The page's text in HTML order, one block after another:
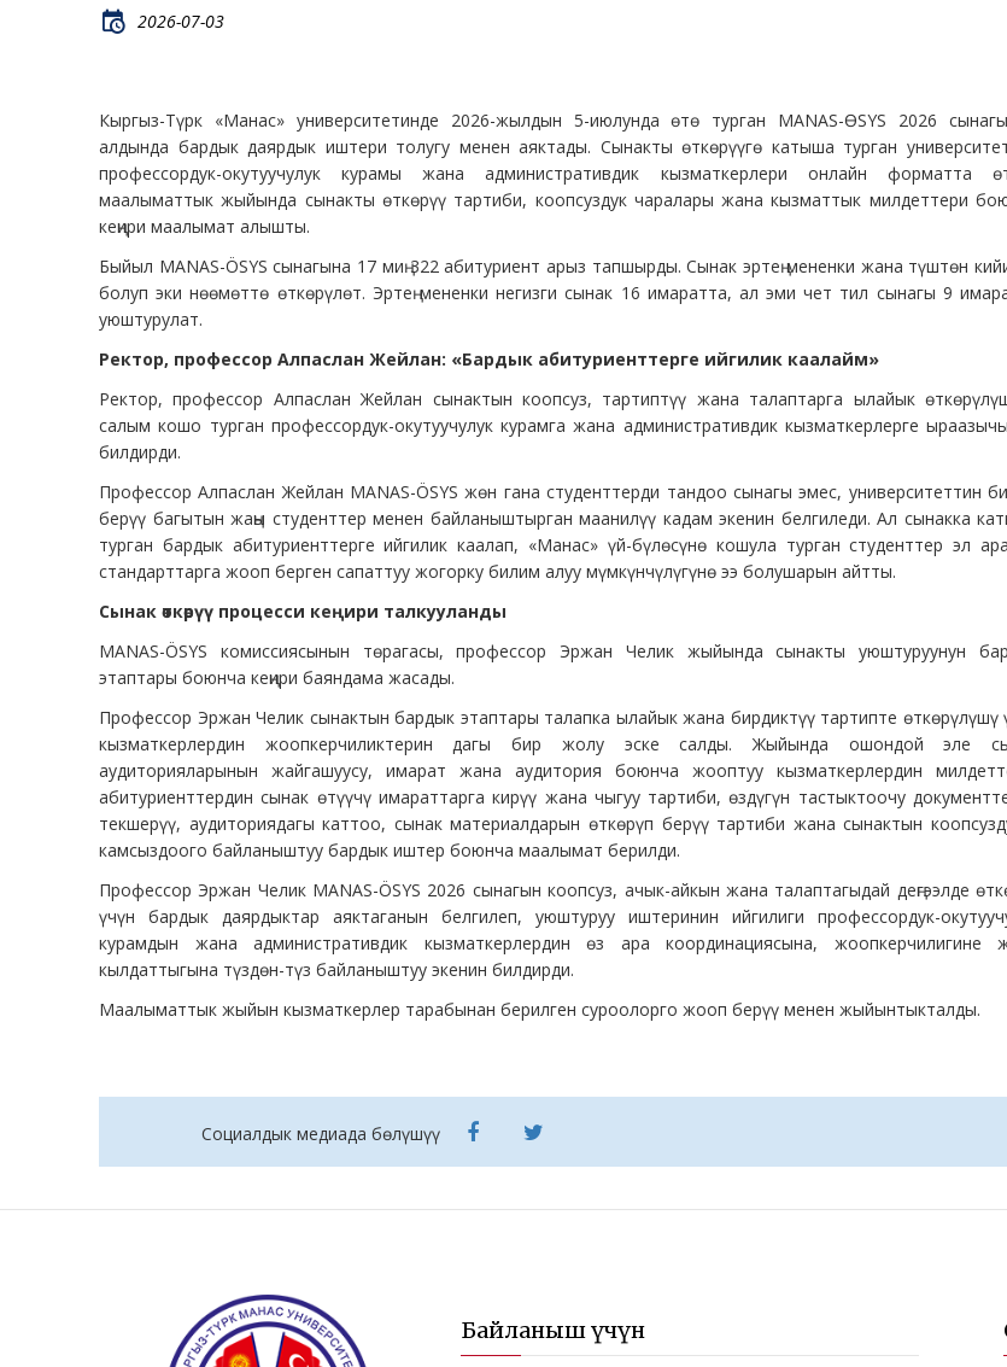
2026-07-03
Кыргыз-Түрк «Манас» университетинде 2026-жылдын 5-июлунда өтө турган MANAS-ӨSYS 2026
алдында бардык даярдык иштери толугу менен аяктады. Сынакты өткөрүүгө катыша турган
профессордук-окутуучулук курамы жана административдик кызматкерлери онлайн форматта
маалыматтык жыйында сынакты өткөрүү тартиби, коопсуздук чаралары жана кызматтык милдеттери
кеңири маалымат алышты.
Быйыл MANAS-ÖSYS сынагына 17 миң 322 абитуриент арыз тапшырды. Сынак эртең мененки жана түштөн
болуп эки нөөмөттө өткөрүлөт. Эртең мененки негизги сынак 16 имаратта, ал эми чет тил сынагы 9
уюштурулат.
Ректор, профессор Алпаслан Жейлан: «Бардык абитуриенттерге ийгилик каалайм»
Ректор, профессор Алпаслан Жейлан сынактын коопсуз, тартиптүү жана талаптарга ылайык
салым кошо турган профессордук-окутуучулук курамга жана административдик кызматкерлерге
билдирди.
Профессор Алпаслан Жейлан MANAS-ÖSYS жөн гана студенттерди тандоо сынагы эмес, университеттин
берүү багытын жаңы студенттер менен байланыштырган маанилүү кадам экенин белгиледи. Ал сынакка
турган бардык абитуриенттерге ийгилик каалап, «Манас» үй-бүлөсүнө кошула турган студенттер эл
стандарттарга жооп берген сапаттуу жогорку билим алуу мүмкүнчүлүгүнө ээ болушарын айтты.
Сынак өткөрүү процесси кеңири талкууланды
MANAS-ÖSYS комиссиясынын төрагасы, профессор Эржан Челик жыйында сынакты уюштуруунун
этаптары боюнча кеңири баяндама жасады.
Профессор Эржан Челик сынактын бардык этаптары талапка ылайык жана бирдиктүү тартипте өткөрүлүшү
кызматкерлердин жоопкерчиликтерин дагы бир жолу эске салды. Жыйында ошондой эле
аудиторияларынын жайгашуусу, имарат жана аудитория боюнча жооптуу кызматкерлердин
абитуриенттердин сынак өтүүчү имараттарга кирүү жана чыгуу тартиби, өздүгүн тастыктоочу
текшерүү, аудиториядагы каттоо, сынак материалдарын өткөрүп берүү тартиби жана сынактын
камсыздоого байланыштуу бардык иштер боюнча маалымат берилди.
Профессор Эржан Челик MANAS-ÖSYS 2026 сынагын коопсуз, ачык-айкын жана талаптагыдай деңгээлде
үчүн бардык даярдыктар аяктаганын белгилеп, уюштуруу иштеринин ийгилиги профессордук-
курамдын жана административдик кызматкерлердин өз ара координациясына, жоопкерчилигине
кылдаттыгына түздөн-түз байланыштуу экенин билдирди.
Маалыматтык жыйын кызматкерлер тарабынан берилген суроолорго жооп берүү менен жыйынтыкталды.
Социалдык медиада бөлүшүү
Байланыш үчүн